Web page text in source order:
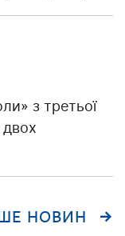
з третьої
НОВИН